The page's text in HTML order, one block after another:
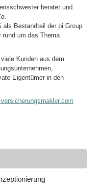
beratet und
als Bestandteil der pi Group
rund um das Thema
Kunden aus dem
Eigentümer in den
versicherungsmakler.com